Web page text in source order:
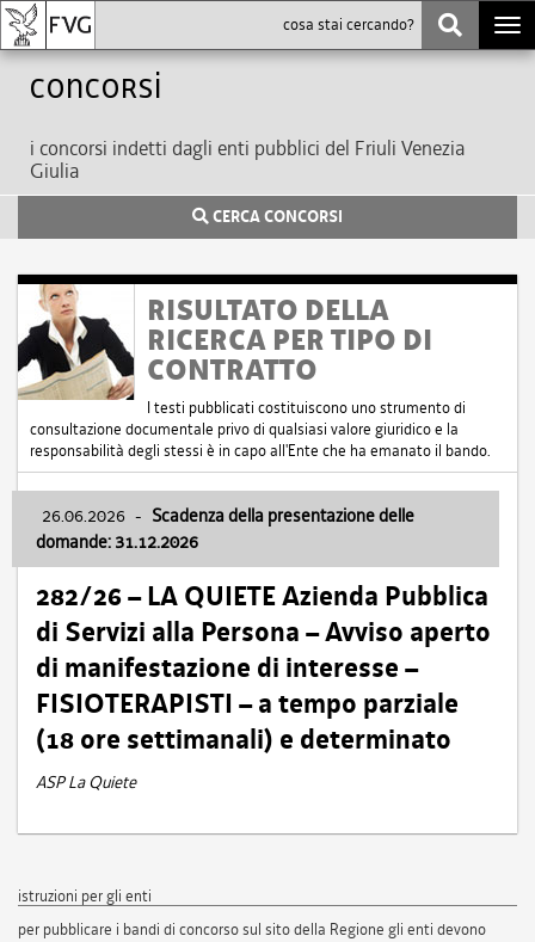
Concorsi
i concorsi indetti dagli enti pubblici del Friuli Venezia
Giulia
CERCA CONCORSI
RISULTATO DELLA
RICERCA PER TIPO DI
CONTRATTO
I testi pubblicati costituiscono uno strumento di
consultazione documentale privo di qualsiasi valore giuridico e la
responsabilità degli stessi è in capo all'Ente che ha emanato il bando.
26.06.2026 - Scadenza della presentazione delle
domande: 31.12.2026
282/26 – LA QUIETE Azienda Pubblica
di Servizi alla Persona – Avviso aperto
di manifestazione di interesse –
FISIOTERAPISTI – a tempo parziale
(18 ore settimanali) e determinato
ASP La Quiete
istruzioni per gli enti
per pubblicare i bandi di concorso sul sito della Regione gli enti devono